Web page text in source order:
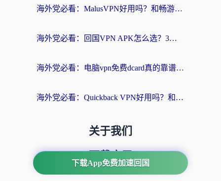
海外党必看：MalusVPN好用吗？和畅游VPN对比哪个回国效果更好？附穿梭飞鱼神龟真实体验
海外党必看：回国VPN APK怎么选？3步教你无缝刷国内剧玩国服
海外党必看：电脑vpn免费dcard真的靠谱吗？教你选对回国加速器无缝访问国内资源
海外党必看：Quickback VPN好用吗？和小黑牛VPN对比哪个回国效果更好？附真实体验+避坑指南
下载App免费加速回国
关于我们
下载应用